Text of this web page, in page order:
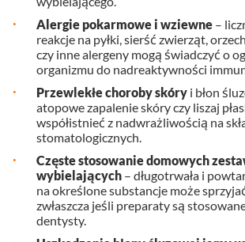
Alergie pokarmowe i wziewne –
reakcje na pyłki, sierść zwierząt,
czy inne alergeny mogą świadczyć o
organizmu do nadreaktywności
Przewlekłe choroby skóry i błon
atopowe zapalenie skóry czy liszaj
współistnieć z nadwrażliwością na
stomatologicznych.
Częste stosowanie domowych
wybielających – długotrwała i
na określone substancje może
zwłaszcza jeśli preparaty są
dentysty.